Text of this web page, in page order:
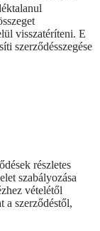
visszatéríteni. E
szerződésszegése
részletes
szabályozása
vételétől
a szerződéstől,